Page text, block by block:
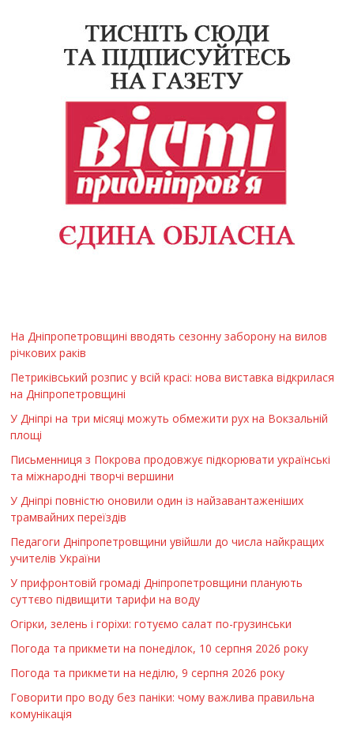
На Дніпропетровщині вводять сезонну заборону на вилов
річкових раків
Петриківський розпис у всій красі: нова виставка відкрилася
на Дніпропетровщині
У Дніпрі на три місяці можуть обмежити рух на Вокзальній
площі
Письменниця з Покрова продовжує підкорювати українські
та міжнародні творчі вершини
У Дніпрі повністю оновили один із найзавантаженіших
трамвайних переїздів
Педагоги Дніпропетровщини увійшли до числа найкращих
учителів України
У прифронтовій громаді Дніпропетровщини планують
суттєво підвищити тарифи на воду
Огірки, зелень і горіхи: готуємо салат по-грузинськи
Погода та прикмети на понеділок, 10 серпня 2026 року
Погода та прикмети на неділю, 9 серпня 2026 року
Говорити про воду без паніки: чому важлива правильна
комунікація